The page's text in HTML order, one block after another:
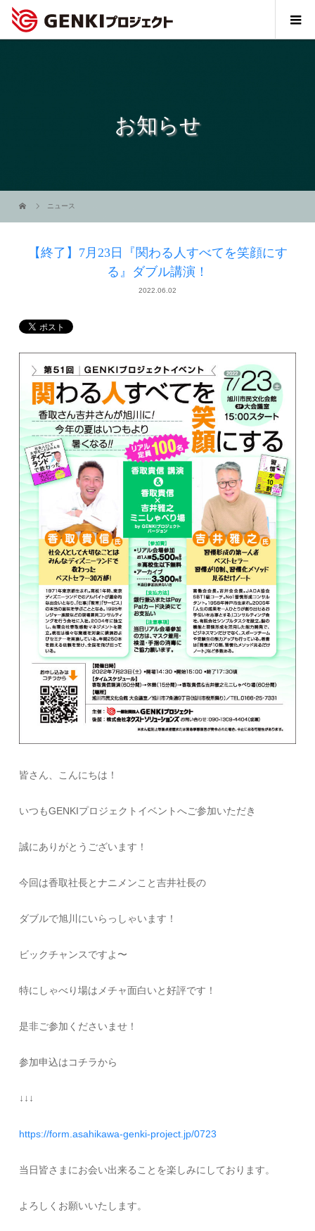
お知らせ
ニュース
【終了】7月23日『関わる人すべてを笑顔にす
る』ダブル講演！
2022.06.02
皆さん、こんにちは！
いつもGENKIプロジェクトイベントへご参加いただき
誠にありがとうございます！
今回は香取社長とナニメンこと吉井社長の
ダブルで旭川にいらっしゃいます！
ビックチャンスですよ〜
特にしゃべり場はメチャ面白いと好評です！
是非ご参加くださいませ！
参加申込はコチラから
↓↓↓
https://form.asahikawa-genki-project.jp/0723
当日皆さまにお会い出来ることを楽しみにしております。
よろしくお願いいたします。